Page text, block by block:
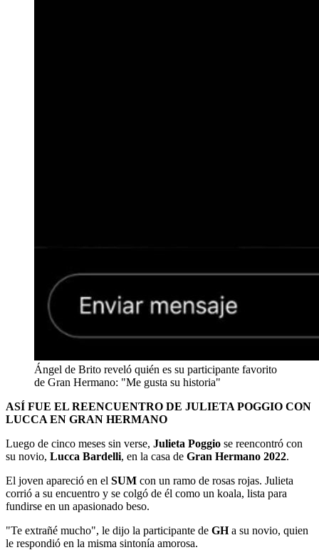
Ángel de Brito reveló quién es su participante favorito
de Gran Hermano: "Me gusta su historia"
ASÍ FUE EL REENCUENTRO DE JULIETA POGGIO CON
LUCCA EN GRAN HERMANO
Luego de cinco meses sin verse, Julieta Poggio se reencontró con
su novio, Lucca Bardelli, en la casa de Gran Hermano 2022.
El joven apareció en el SUM con un ramo de rosas rojas. Julieta
corrió a su encuentro y se colgó de él como un koala, lista para
fundirse en un apasionado beso.
"Te extrañé mucho", le dijo la participante de GHa su novio, quien
le respondió en la misma sintonía amorosa.